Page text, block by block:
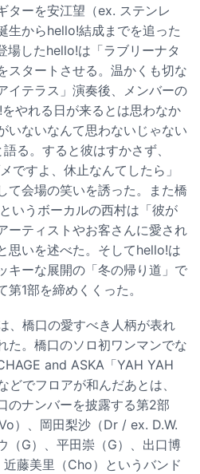
ターを安江望（ex. ステンレ
生からhello!結成までを追った
場したhello!は「ラブリーナタ
スタートさせる。温かくも切な
イテラス」演奏後、メンバーの
やれる日が来るとは思わなか
いないなんて思わないじゃない
る。すると彼はすかさず、
ですよ、休止なんてしたら」
て会場の笑いを誘った。また橋
いうボーカルの西村は「彼が
ーティストやお客さんに愛され
思いを述べた。そしてhello!は
キーな展開の「冬の帰り道」で
1部を締めくくった。
、橋口の愛すべき人柄が表れ
た。橋口のソロ初ワンマンでな
and ASKA「YAH YAH
でフロアが和んだあとは、
のナンバーを披露する第2部
）、岡田梨沙（Dr / ex. D.W.
（G）、平田崇（G）、出口博
藤美里（Cho）というバンド